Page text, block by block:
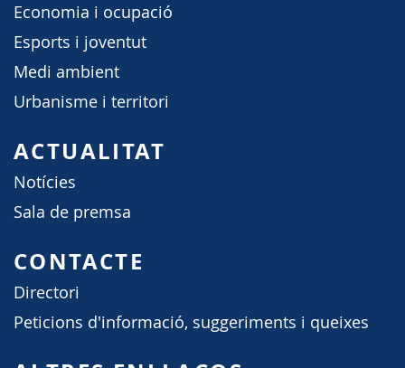
Economia i ocupació
Esports i joventut
Medi ambient
Urbanisme i territori
ACTUALITAT
Notícies
Sala de premsa
CONTACTE
Directori
Peticions d'informació, suggeriments i queixes